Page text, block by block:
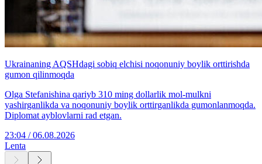
Ukrainaning AQSHdagi sobiq elchisi noqonuniy boylik orttirishda
gumon qilinmoqda
Olga Stefanishina qariyb 310 ming dollarlik mol-mulkni
yashirganlikda va noqonuniy boylik orttirganlikda gumonlanmoqda.
Diplomat ayblovlarni rad etgan.
23:04 / 06.08.2026
Lenta